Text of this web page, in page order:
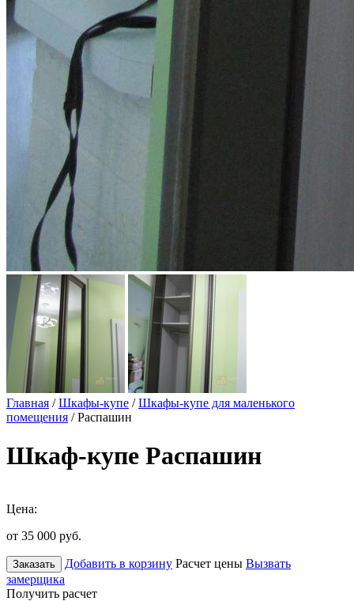
Главная /Шкафы-купе /Шкафы-купе для маленького
помещения / Распашин
Шкаф-купе Распашин
Цена:
от 35 000 руб.
Заказать Добавить в корзину Расчет цены Вызвать
замерщика
Получить расчет